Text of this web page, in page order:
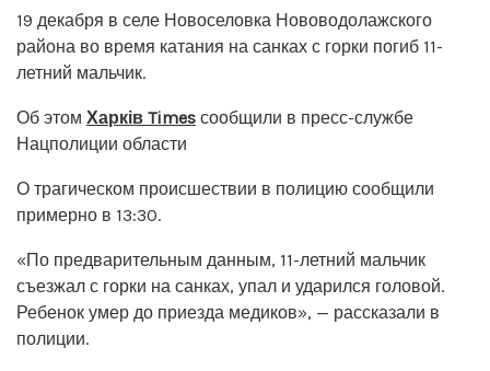
19 декабря в селе Новоселовка Нововодолажского
района во время катания на санках с горки погиб 11-
летний мальчик.
Об этом Харків Times сообщили в пресс-службе
Нацполиции области
О трагическом происшествии в полицию сообщили
примерно в 13:30.
«По предварительным данным, 11-летний мальчик
съезжал с горки на санках, упал и ударился головой.
Ребенок умер до приезда медиков», — рассказали в
полиции.